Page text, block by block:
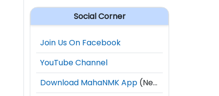
Social Corner
Join Us On Facebook
YouTube Channel
Download MahaNMK App (New)